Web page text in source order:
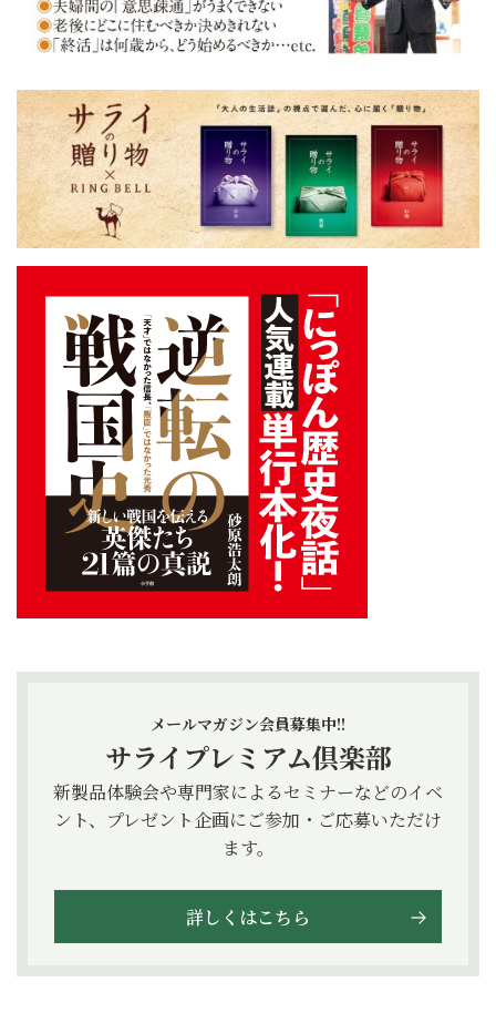
メールマガジン会員募集中!!
サライプレミアム倶楽部
新製品体験会や専門家によるセミナーなどのイベ
ント、プレゼント企画にご参加・ご応募いただけ
ます。
詳しくはこちら